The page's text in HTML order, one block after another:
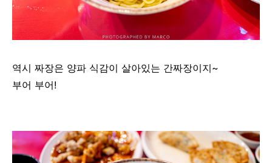
역시 짜장은 양파 식감이 살아있는 간짜장이지~
부어 부어!